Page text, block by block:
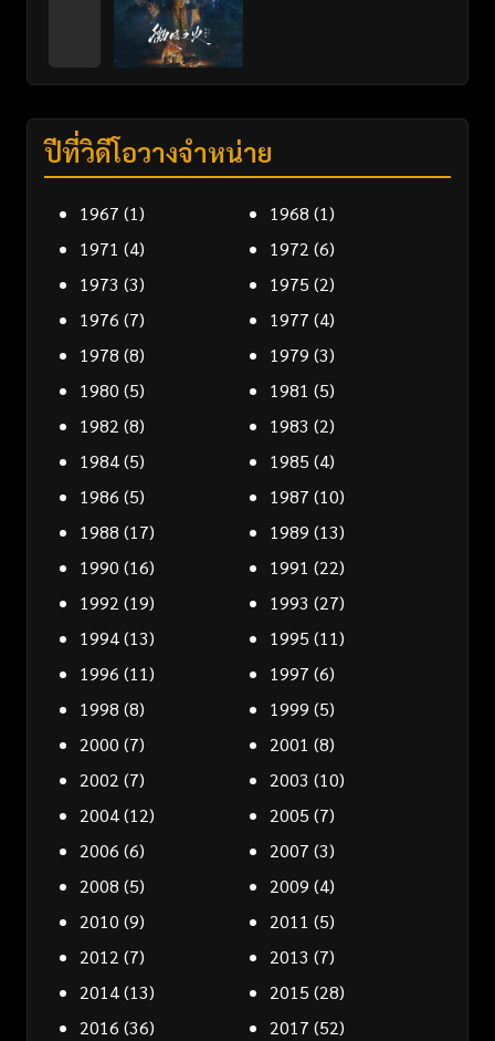
ปีที่วิดีโอวางจำหน่าย
1967 (1) 1968 (1)
1971 (4) 1972 (6)
1973 (3) 1975 (2)
1976 (7) 1977 (4)
1978 (8) 1979 (3)
1980 (5) 1981 (5)
1982 (8) 1983 (2)
1984(5) 1985 (4)
1986 (5) 1987 (10)
1988 (17) 1989 (13)
1990 (16) 1991 (22)
1992 (19) 1993 (27)
1994(13) 1995 (11)
1996 (11) 1997 (6)
1998 (8) 1999 (5)
2000 (7) 2001 (8)
2002 (7) 2003 (10)
2004(12) 2005 (7)
2006 (6) 2007 (3)
2008 (5) 2009 (4)
2010 (9) 2011 (5)
2012 (7) 2013 (7)
2014(13) 2015 (28)
2016 (36) 2017 (52)